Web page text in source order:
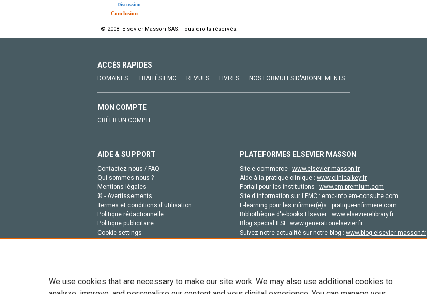
Discussion
Conclusion
© 2008 Elsevier Masson SAS. Tous droits réservés.
ACCÈS RAPIDES
DOMAINES TRAITÉS EMC REVUES LIVRES NOS FORMULES D'ABONNEMENTS
MON COMPTE
CRÉER UN COMPTE
AIDE & SUPPORT
Contactez-nous / FAQ
Qui sommes-nous ?
Mentions légales
© - Avertissements
Termes et conditions d'utilisation
Politique rédactionnelle
Politique publicitaire
Cookie settings
PLATEFORMES ELSEVIER MASSON
Site e-commerce : www.elsevier-masson.fr
Aide à la pratique clinique : www.clinicalkey.fr
Portail pour les institutions : www.em-premium.com
Site d'information sur l'EMC : emc-info.em-consulte.com
E-learning pour les infirmier(e)s : pratique-infirmiere.com
Bibliothèque d'e-books Elsevier : www.elsevierelibrary.fr
Blog special IFSI : www.generationelsevier.fr
Suivez notre actualité sur notre blog : www.blog-elsevier-masson.fr
We use cookies that are necessary to make our site work. We may also use additional cookies to